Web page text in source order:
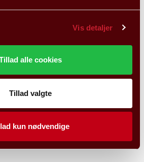
Vis detaljer
alle cookies
Tillad valgte
kun nødvendige